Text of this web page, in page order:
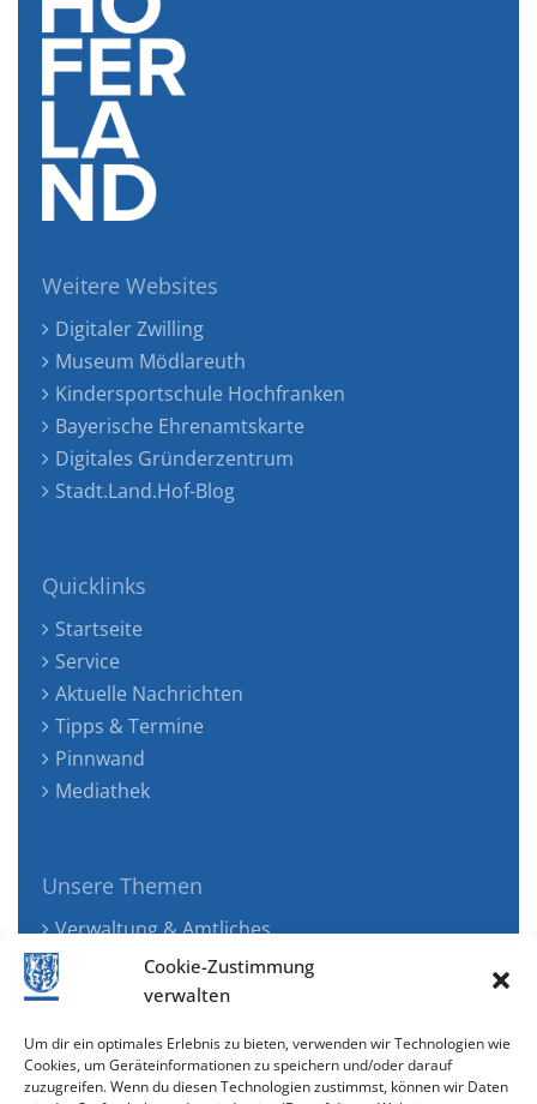
Cookie-Zustimmung
verwalten
Um dir ein optimales Erlebnis zu bieten, verwenden wir Technologien wie
Cookies, um Geräteinformationen zu speichern und/oder darauf
zuzugreifen. Wenn du diesen Technologien zustimmst, können wir Daten
Weitere Websites
Digitaler Zwilling
Museum Mödlareuth
Kindersportschule Hochfranken
Bayerische Ehrenamtskarte
Digitales Gründerzentrum
Stadt.Land.Hof-Blog
Quicklinks
Startseite
Service
Aktuelle Nachrichten
Tipps & Termine
Pinnwand
Mediathek
Unsere Themen
Verwaltung & Amtliches
Jugend, Familie & Gesundheit
Tourismus, Freizeit & Ökologie
Wirtschaft & Verkehr
Senioren & Inklusion